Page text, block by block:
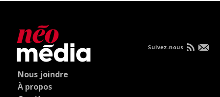
Nous joindre
À propos
Suivez-nous